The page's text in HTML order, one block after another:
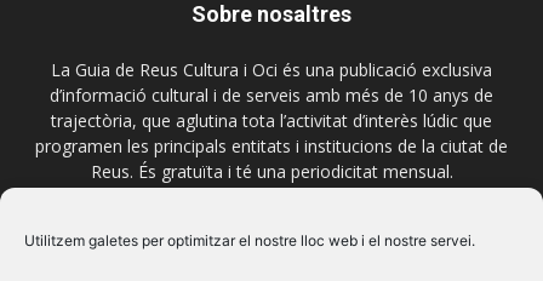
Utilitzem galetes per optimitzar el nostre lloc web i el nostre servei.
Sobre nosaltres
La Guia de Reus Cultura i Oci és una publicació exclusiva
d’informació cultural i de serveis amb més de 10 anys de
trajectòria, que aglutina tota l’activitat d’interès lúdic que
programen les principals entitats i institucions de la ciutat de
Reus. És gratuïta i té una periodicitat mensual.